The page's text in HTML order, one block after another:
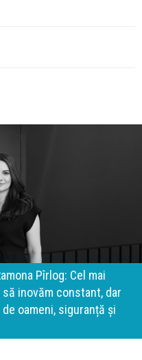
Pîrlog: Cel mai
inovăm constant, dar
oameni, siguranță și